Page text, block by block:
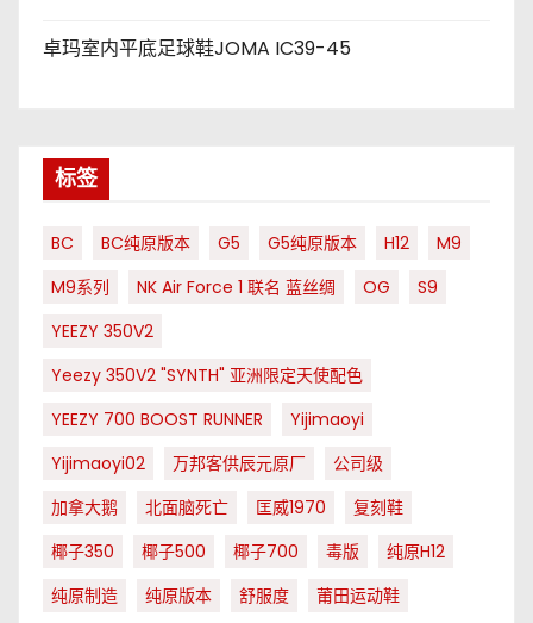
卓玛室内平底足球鞋JOMA IC39-45
标签
BC BC纯原版本 G5 G5纯原版本 H12
M9
M9系列
NK Air Force 1 联名 蓝丝绸 OG
S9
YEEZY 350V2
Yeezy 350V2 "SYNTH" 亚洲限定天使配色
YEEZY 700 BOOST RUNNER
Yijimaoyi
Yijimaoyi02
万邦客供辰元原厂
公司级
加拿大鹅
北面脑死亡 匡威1970
复刻鞋
椰子350
椰子500 椰子700 毒版
纯原H12
纯原制造
纯原版本 舒服度
莆田运动鞋